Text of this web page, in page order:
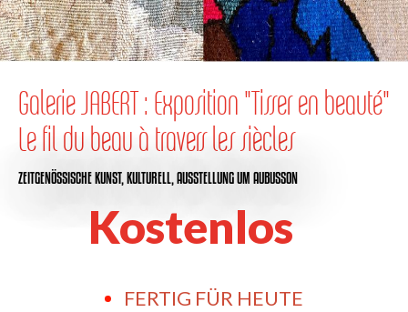
Galerie JABERT : Exposition "Tisser en beauté"
Le fil du beau à travers les siècles
ZEITGENÖSSISCHE KUNST,KULTURELL,AUSSTELLUNGUM AUBUSSON
Kostenlos
FERTIG FÜR HEUTE